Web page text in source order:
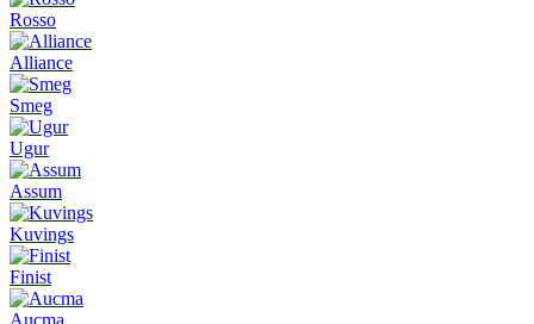
Rosso
Alliance
Smeg
Ugur
Assum
Kuvings
Finist
Aucma